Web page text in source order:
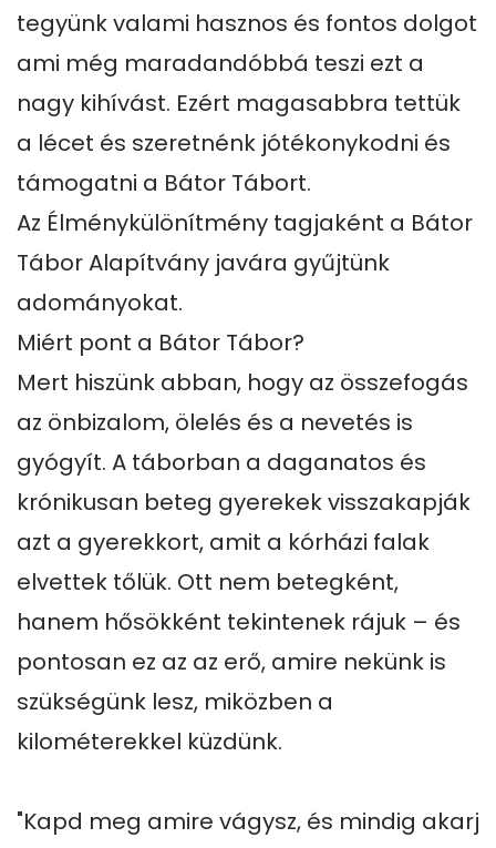
tegyünk valami hasznos és fontos dolgot
ami még maradandóbbá teszi ezt a
nagy kihívást. Ezért magasabbra tettük
a lécet és szeretnénk jótékonykodni és
támogatni a Bátor Tábort.
Az Élménykülönítmény tagjaként a Bátor
Tábor Alapítvány javára gyűjtünk
adományokat.
Miért pont a Bátor Tábor?
Mert hiszünk abban, hogy az összefogás
az önbizalom, ölelés és a nevetés is
gyógyít. A táborban a daganatos és
krónikusan beteg gyerekek visszakapják
azt a gyerekkort, amit a kórházi falak
elvettek tőlük. Ott nem betegként,
hanem hősökként tekintenek rájuk – és
pontosan ez az az erő, amire nekünk is
szükségünk lesz, miközben a
kilométerekkel küzdünk.
"Kapd meg amire vágysz, és mindig akarj